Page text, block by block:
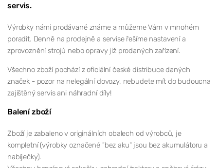
servis.
Výrobky námi prodávané známe a můžeme Vám v mnohém
poradit. Denně na prodejně a servise řešíme nastavení a
zprovoznění strojů nebo opravy již prodaných zařízení.
Všechno zboží pochází z oficiální české distribuce daných
značek - pozor na nelegální dovozy, nebudete mít do budoucna
zajištěný servis ani náhradní díly!
Balení zboží
Zboží je zabaleno v originálních obalech od výrobců, je
kompletní (výrobky označené "bez aku" jsou bez akumulátoru a
nabíječky).